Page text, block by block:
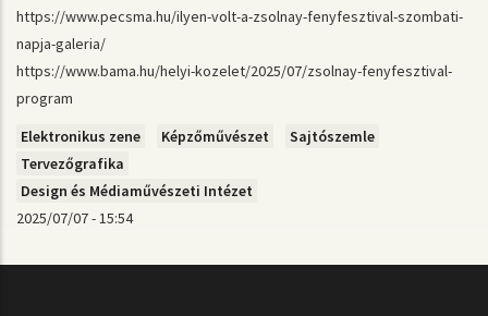
https://www.pecsma.hu/ilyen-volt-a-zsolnay-fenyfesztival-szombati-
napja-galeria/
https://www.bama.hu/helyi-kozelet/2025/07/zsolnay-fenyfesztival-
program
Elektronikus zene
Képzőművészet
Sajtószemle
Tervezőgrafika
Design és Médiaművészeti Intézet
2025/07/07 - 15:54